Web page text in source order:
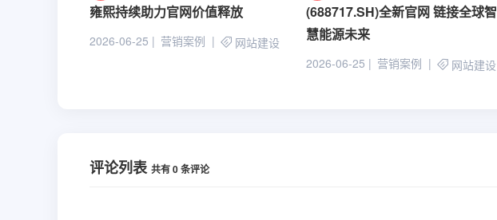
雍熙持续助力官网价值释放
2026-06-25 营销案例 网站建设
(688717.SH)全新官网 链接全球智
慧能源未来
2026-06-25 营销案例 网站建设
评论列表 共有0条评论